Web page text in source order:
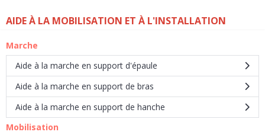
AIDE À LA MOBILISATION ET À L'INSTALLATION
Marche
Aide à la marche en support d'épaule
Aide à la marche en support de bras
Aide à la marche en support de hanche
Mobilisation